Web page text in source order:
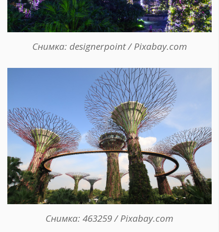
Снимка: designerpoint / Pixabay.com
Снимка: 463259 / Pixabay.com